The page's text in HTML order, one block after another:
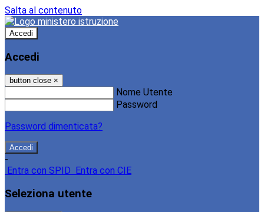
Salta al contenuto
Accedi
Accedi
button close ×
Nome Utente
Password
Password dimenticata?
-
Entra con SPID
Entra con CIE
Seleziona utente